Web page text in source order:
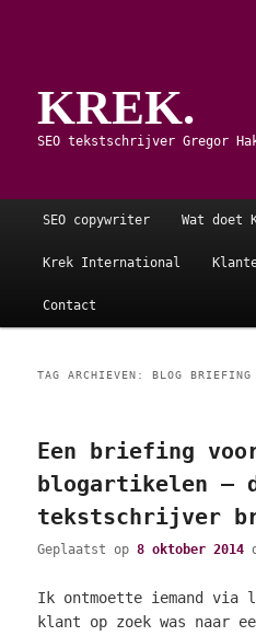
primaire
inhoud
secundaire
inhoudKREK.
SEO tekstschrijver Gregor
Hoofdmenu
SEO copywriter Wat doet
Krek International
Contact
TAG ARCHIEVEN:BLOG BRIEFING
Een briefing
blogartikelen –
tekstschrijver
Geplaatst op8 oktober 2014
Ik ontmoette iemand via
klant op zoek was naar